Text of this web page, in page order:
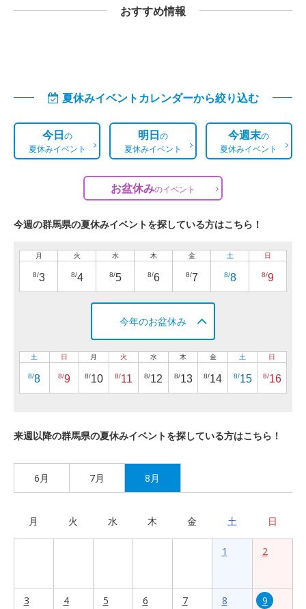
おすすめ情報
夏休みイベントカレンダーから絞り込む
今日の
夏休みイベント
明日の
夏休みイベント
今週末の
夏休みイベント
お盆休みのイベント
今週の群馬県の夏休みイベントを探している方はこちら！
月
8/3
火
8/4
水
8/5
木
8/6
金
8/7
土
8/8
日
8/9
今年のお盆休み
土
8/8
日
8/9
月
8/10
火
8/11
水
8/12
木
8/13
金
8/14
土
8/15
日
8/16
来週以降の群馬県の夏休みイベントを探している方はこちら！
6月 7月 8月
月 火 水 木 金 土 日
1 2
3 4 5 6 7 8 9